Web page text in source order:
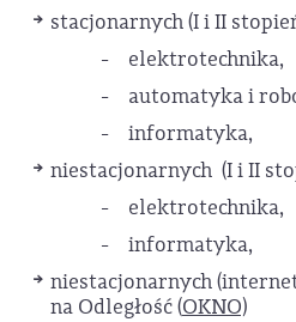
stacjonarnych (I i II
- elektrotechnika,
- automatyka i
- informatyka,
niestacjonarnych (I i II
- elektrotechnika,
- informatyka,
niestacjonarnych
na Odległość (OKNO)